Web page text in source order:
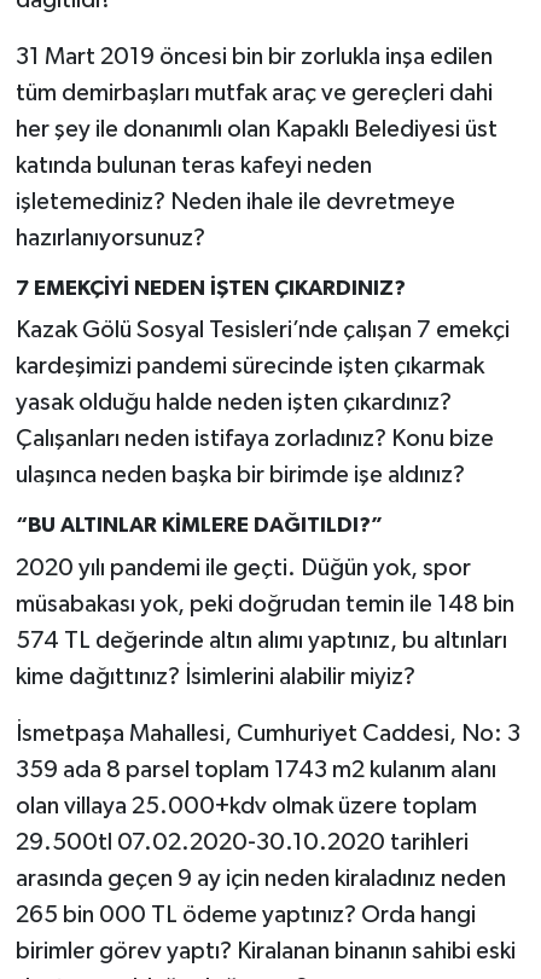
31 Mart 2019 öncesi bin bir zorlukla inşa edilen
tüm demirbaşları mutfak araç ve gereçleri dahi
her şey ile donanımlı olan Kapaklı Belediyesi üst
katında bulunan teras kafeyi neden
işletemediniz? Neden ihale ile devretmeye
hazırlanıyorsunuz?
7 EMEKÇİYİ NEDEN İŞTEN ÇIKARDINIZ?
Kazak Gölü Sosyal Tesisleri’nde çalışan 7 emekçi
kardeşimizi pandemi sürecinde işten çıkarmak
yasak olduğu halde neden işten çıkardınız?
Çalışanları neden istifaya zorladınız? Konu bize
ulaşınca neden başka bir birimde işe aldınız?
“BU ALTINLAR KİMLERE DAĞITILDI?”
2020 yılı pandemi ile geçti. Düğün yok, spor
müsabakası yok, peki doğrudan temin ile 148 bin
574 TL değerinde altın alımı yaptınız, bu altınları
kime dağıttınız? İsimlerini alabilir miyiz?
İsmetpaşa Mahallesi, Cumhuriyet Caddesi, No: 3
359 ada 8 parsel toplam 1743 m2 kulanım alanı
olan villaya 25.000+kdv olmak üzere toplam
29.500tl 07.02.2020-30.10.2020 tarihleri
arasında geçen 9 ay için neden kiraladınız neden
265 bin 000 TL ödeme yaptınız? Orda hangi
birimler görev yaptı? Kiralanan binanın sahibi eski